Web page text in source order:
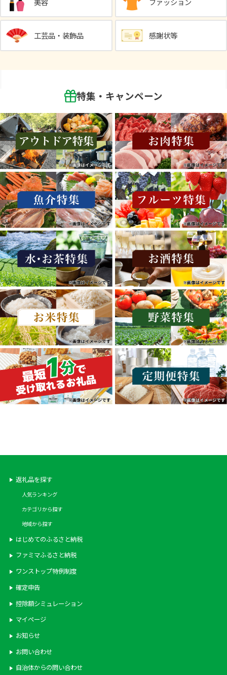
工芸品・装飾品 感謝状等
特集・キャンペーン
返礼品を探す
人気ランキング
カテゴリから探す
地域から探す
はじめてのふるさと納税
ファミマふるさと納税
ワンストップ特例制度
確定申告
控除額シミュレーション
マイページ
お知らせ
お問い合わせ
自治体からの問い合わせ